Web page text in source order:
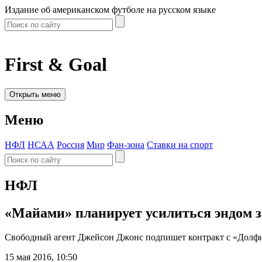
Издание об американском футболе на русском языке
First & Goal
Открыть меню
Меню
НФЛ НСАА Россия Мир Фан-зона Ставки на спорт
НФЛ
«Майами» планирует усилиться эндом
Свободный агент Джейсон Джонс подпишет контракт с
15 мая 2016, 10:50